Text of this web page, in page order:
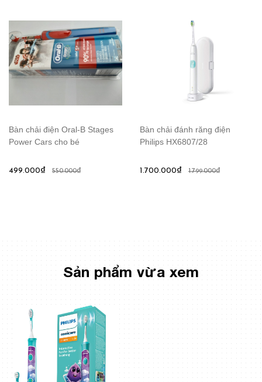
Bàn chải điện Oral-B Stages
Power Cars cho bé
499.000₫ 550.000₫
Bàn chải đánh răng điện
Philips HX6807/28
1.700.000₫ 1.799.000₫
Sản phẩm vừa xem